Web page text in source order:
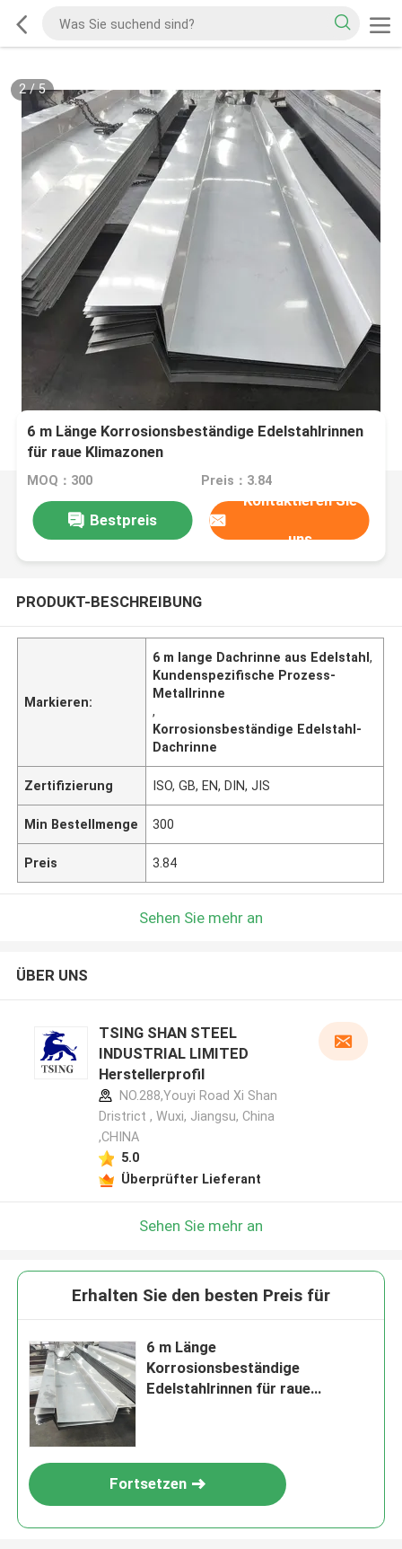
2/5
6 m Länge Korrosionsbeständige Edelstahlrinnen
für raue Klimazonen
MOQ：300 Preis：3.84
Bestpreis
Kontaktieren Sie
uns
PRODUKT-BESCHREIBUNG
Markieren:
6 m lange Dachrinne aus Edelstahl,
Kundenspezifische Prozess-
Metallrinne
,
Korrosionsbeständige Edelstahl-
Dachrinne
Zertifizierung ISO, GB, EN, DIN, JIS
Min Bestellmenge 300
Preis 3.84
Sehen Sie mehr an
ÜBER UNS
TSING SHAN STEEL
INDUSTRIAL LIMITED
Herstellerprofil
NO.288,Youyi Road Xi Shan
Dristrict , Wuxi, Jiangsu, China
,CHINA
5.0
Überprüfter Lieferant
Sehen Sie mehr an
Erhalten Sie den besten Preis für
6 m Länge
Korrosionsbeständige
Edelstahlrinnen für raue
Fortsetzen